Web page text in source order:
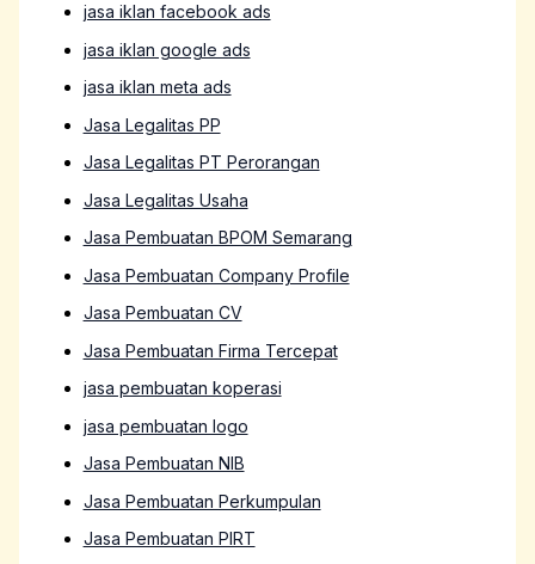
jasa iklan facebook ads
jasa iklan google ads
jasa iklan meta ads
Jasa Legalitas PP
Jasa Legalitas PT Perorangan
Jasa Legalitas Usaha
Jasa Pembuatan BPOM Semarang
Jasa Pembuatan Company Profile
Jasa Pembuatan CV
Jasa Pembuatan Firma Tercepat
jasa pembuatan koperasi
jasa pembuatan logo
Jasa Pembuatan NIB
Jasa Pembuatan Perkumpulan
Jasa Pembuatan PIRT